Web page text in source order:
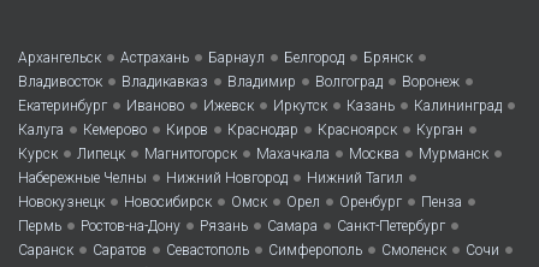
Архангельск • Астрахань • Барнаул • Белгород • Брянск •
Владивосток • Владикавказ • Владимир • Волгоград • Воронеж •
Екатеринбург • Иваново • Ижевск • Иркутск • Казань • Калининград •
Калуга • Кемерово • Киров • Краснодар • Красноярск • Курган •
Курск • Липецк • Магнитогорск • Махачкала • Москва • Мурманск •
Набережные Челны • Нижний Новгород • Нижний Тагил •
Новокузнецк • Новосибирск • Омск • Орел • Оренбург • Пенза •
Пермь • Ростов-на-Дону • Рязань • Самара • Санкт-Петербург •
Саранск • Саратов • Севастополь • Симферополь • Смоленск • Сочи •